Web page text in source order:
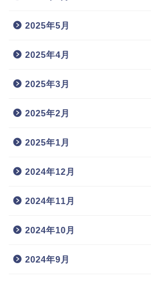
2025年5月
2025年4月
2025年3月
2025年2月
2025年1月
2024年12月
2024年11月
2024年10月
2024年9月